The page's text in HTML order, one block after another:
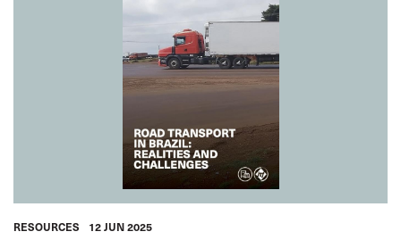
RESOURCES 12 JUN 2025